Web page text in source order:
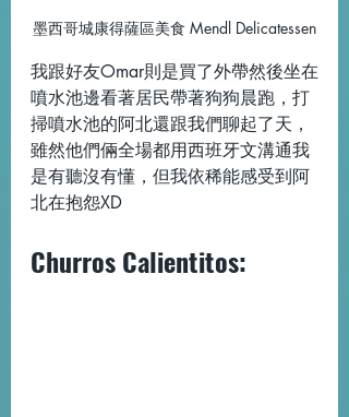
墨西哥城康得薩區美食 Mendl Delicatessen
我跟好友Omar則是買了外帶然後坐在
噴水池邊看著居民帶著狗狗晨跑，打
掃噴水池的阿北還跟我們聊起了天，
雖然他們倆全場都用西班牙文溝通我
是有聽沒有懂，但我依稀能感受到阿
北在抱怨XD
Churros Calientitos: